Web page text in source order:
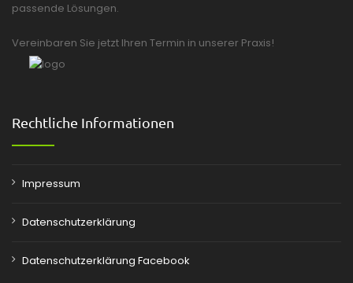
passende Lösungen.
Vereinbaren Sie jetzt Ihren Termin in unserer Praxis!
Rechtliche Informationen
Impressum
Datenschutzerklärung
Datenschutzerklärung Facebook